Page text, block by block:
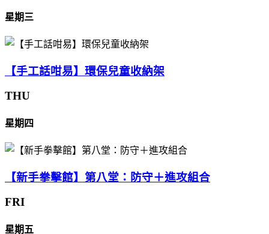
星期三
【手工話咁易】環保兒童收納架
THU
星期四
【新手拳擊館】第八堂：防守＋進攻組合
FRI
星期五